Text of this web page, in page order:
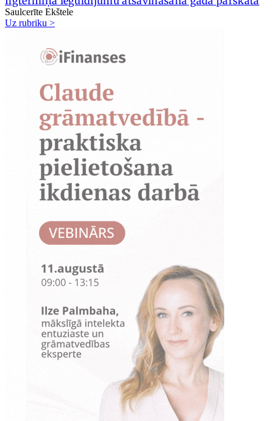
Saulcerīte Ekštele
Uz rubriku >